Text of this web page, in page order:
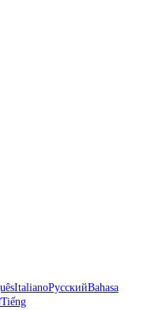
ItalianoРусскийBahasa
Tiếng